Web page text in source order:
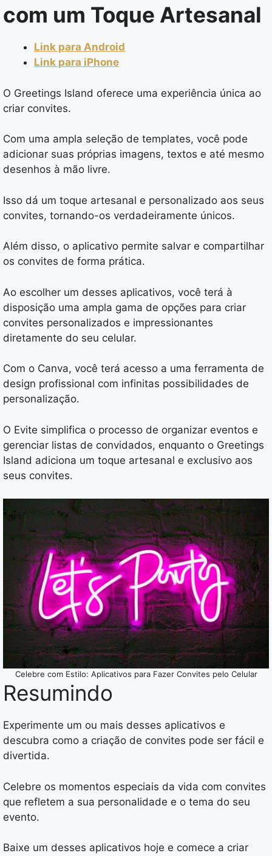
com um Toque Artesanal
Link para Android
Link para iPhone
O Greetings Island oferece uma experiência única ao
criar convites.
Com uma ampla seleção de templates, você pode
adicionar suas próprias imagens, textos e até mesmo
desenhos à mão livre.
Isso dá um toque artesanal e personalizado aos seus
convites, tornando-os verdadeiramente únicos.
Além disso, o aplicativo permite salvar e compartilhar
os convites de forma prática.
Ao escolher um desses aplicativos, você terá à
disposição uma ampla gama de opções para criar
convites personalizados e impressionantes
diretamente do seu celular.
Com o Canva, você terá acesso a uma ferramenta de
design profissional com infinitas possibilidades de
personalização.
O Evite simplifica o processo de organizar eventos e
gerenciar listas de convidados, enquanto o Greetings
Island adiciona um toque artesanal e exclusivo aos
seus convites.
Celebre com Estilo: Aplicativos para Fazer Convites pelo Celular
Resumindo
Experimente um ou mais desses aplicativos e
descubra como a criação de convites pode ser fácil e
divertida.
Celebre os momentos especiais da vida com convites
que refletem a sua personalidade e o tema do seu
evento.
Baixe um desses aplicativos hoje e comece a criar